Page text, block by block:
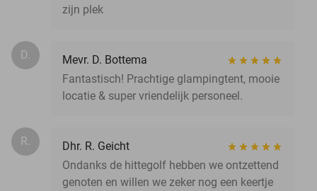
zijn plek
D.
Mevr. D. Bottema
Fantastisch! Prachtige glampingtent, mooie
locatie & super vriendelijk personeel.
R.
Dhr. R. Geicht
Ondanks de hittegolf hebben we ontzettend
genoten en willen we zeker nog een keertje